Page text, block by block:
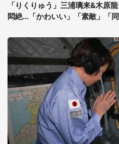
「りくりゅう」三浦璃来&木原
悶絶...「かわいい」「素敵」「